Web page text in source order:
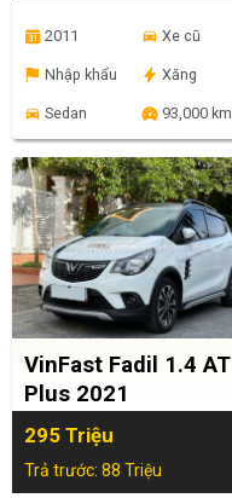
2011 Xe cũ
Nhập khẩu Xăng
Sedan 93,000 km
VinFast Fadil 1.4 AT
Plus 2021
295 Triệu
Trả trước: 88 Triệu